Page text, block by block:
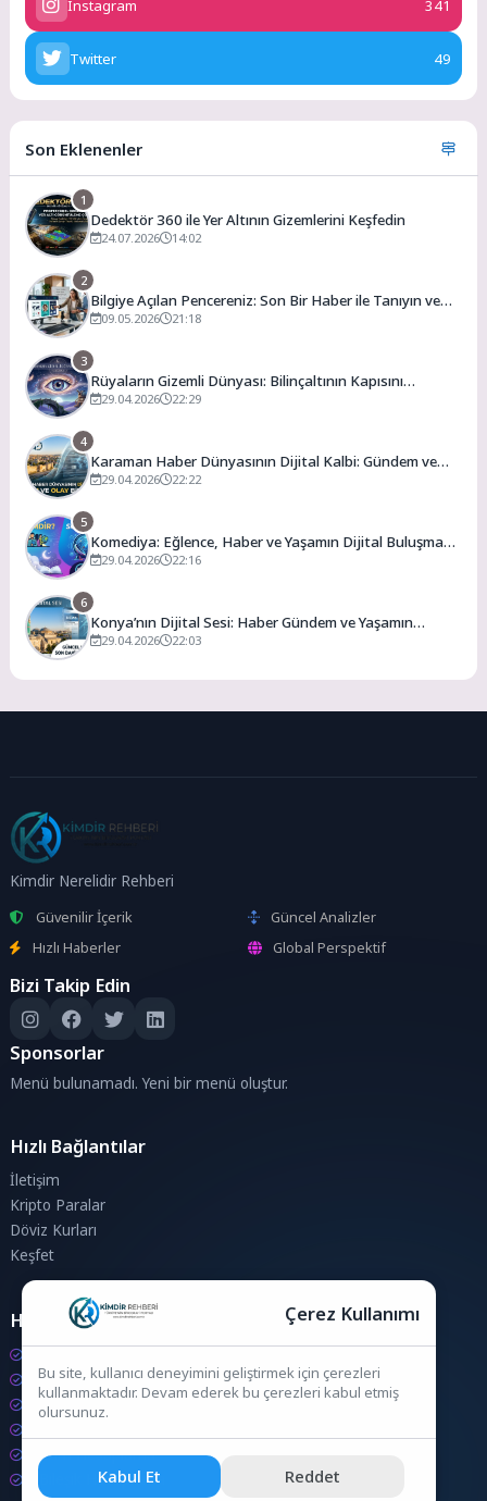
Instagram 341
Twitter 49
Son Eklenenler
1
Dedektör 360 ile Yer Altının Gizemlerini Keşfedin
24.07.2026 14:02
2
Bilgiye Açılan Pencereniz: Son Bir Haber ile Tanıyın ve
Keşfedin
09.05.2026 21:18
3
Rüyaların Gizemli Dünyası: Bilinçaltının Kapısını
Aralamak
29.04.2026 22:29
4
Karaman Haber Dünyasının Dijital Kalbi: Gündem ve
Olay
29.04.2026 22:22
5
Komediya: Eğlence, Haber ve Yaşamın Dijital Buluşma
Noktası
29.04.2026 22:16
6
Konya’nın Dijital Sesi: Haber Gündem ve Yaşamın
Merkezi
29.04.2026 22:03
Kimdir Nerelidir Rehberi
Güvenilir İçerik
Güncel Analizler
Hızlı Haberler
Global Perspektif
Bizi Takip Edin
Sponsorlar
Menü bulunamadı. Yeni bir menü oluştur.
Hızlı Bağlantılar
İletişim
Kripto Paralar
Döviz Kurları
Keşfet
Hesaplamalar
Döviz Hesaplama
KDV Hesaplama
Zam Hesaplama
Bileşik Hesaplama
Çerez Kullanımı
Bu site, kullanıcı deneyimini geliştirmek için çerezleri
kullanmaktadır. Devam ederek bu çerezleri kabul etmiş
olursunuz.
Kabul Et Reddet